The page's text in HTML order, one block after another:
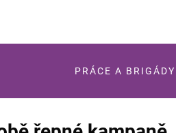
PRÁCE A BRIGÁDY